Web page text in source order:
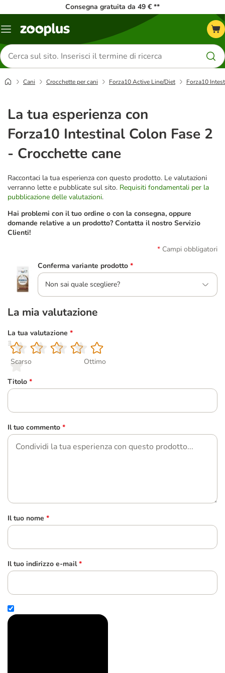
Consegna gratuita da 49 € **
Overview
Cerca
prodotti
Cani Crocchette per cani Forza10 Active Line/Diet Forza10
La tua esperienza con
Forza10 Intestinal Colon Fase 2
- Crocchette cane
Raccontaci la tua esperienza con questo prodotto. Le valutazioni
verranno lette e pubblicate sul sito. Requisiti fondamentali per la
pubblicazione delle valutazioni.
Hai problemi con il tuo ordine o con la consegna, oppure
domande relative a un prodotto? Contatta il nostro Servizio
Clienti!
Campi obbligatori
Conferma variante prodotto *
Non sai quale scegliere?
La mia valutazione
La tua valutazione *
1
Scarso
2
3
4
5
Ottimo
Titolo *
Il tuo commento *
Il tuo nome *
Il tuo indirizzo e-mail *